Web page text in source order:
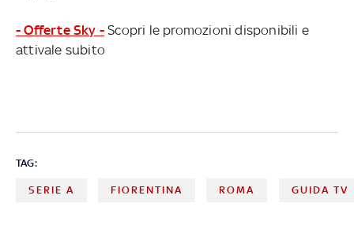
- Offerte Sky - Scopri le promozioni disponibili e
attivale subito
TAG:
SERIE A FIORENTINA ROMA GUIDA TV